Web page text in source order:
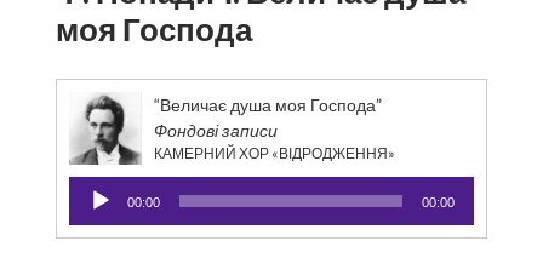
моя Господа
“Величає душа моя Господа”
Фондові записи
КАМЕРНИЙ ХОР «ВІДРОДЖЕННЯ»
Аудіопрогравач
00:00 00:00